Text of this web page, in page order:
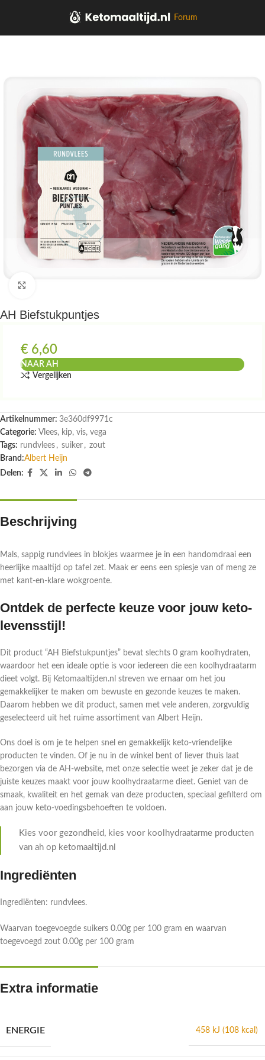
Forum
AH Biefstukpuntjes
€ 6,60
NAAR AH
Vergelijken
Artikelnummer: 3e360df9971c
Categorie: Vlees, kip, vis, vega
Tags: rundvlees , suiker , zout
Brand:Albert Heijn
Delen:
Beschrijving
Mals, sappig rundvlees in blokjes waarmee je in een handomdraai een
heerlijke maaltijd op tafel zet. Maak er eens een spiesje van of meng ze
met kant-en-klare wokgroente.
Ontdek de perfecte keuze voor jouw keto-
levensstijl!
Dit product “AH Biefstukpuntjes” bevat slechts 0 gram koolhydraten,
waardoor het een ideale optie is voor iedereen die een koolhydraatarm
dieet volgt. Bij Ketomaaltijden.nl streven we ernaar om het jou
gemakkelijker te maken om bewuste en gezonde keuzes te maken.
Daarom hebben we dit product, samen met vele anderen, zorgvuldig
geselecteerd uit het ruime assortiment van Albert Heijn.
Ons doel is om je te helpen snel en gemakkelijk keto-vriendelijke
producten te vinden. Of je nu in de winkel bent of liever thuis laat
bezorgen via de AH-website, met onze selectie weet je zeker dat je de
juiste keuzes maakt voor jouw koolhydraatarme dieet. Geniet van de
smaak, kwaliteit en het gemak van deze producten, speciaal gefilterd om
aan jouw keto-voedingsbehoeften te voldoen.
Kies voor gezondheid, kies voor koolhydraatarme producten
van ah op ketomaaltijd.nl
Ingrediënten
Ingrediënten: rundvlees.
Waarvan toegevoegde suikers 0.00g per 100 gram en waarvan
toegevoegd zout 0.00g per 100 gram
Extra informatie
ENERGIE 458 kJ (108 kcal)